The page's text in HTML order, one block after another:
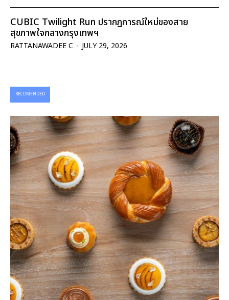
CUBIC Twilight Run ปรากฏการณ์ใหม่ของสาย
สุขภาพใจกลางกรุงเทพฯ
RATTANAWADEE C - JULY 29, 2026
RECOMENDED